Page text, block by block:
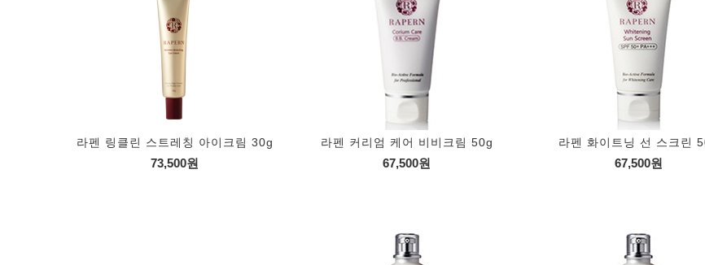
라펜 링클린 스트레칭 아이크림 30g
73,500원
라펜 커리엄 케어 비비크림 50g
67,500원
라펜 화이트닝 선 스크린
67,500원